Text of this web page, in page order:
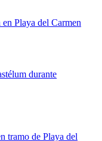
Playa del Carmen
durante
tramo de Playa del